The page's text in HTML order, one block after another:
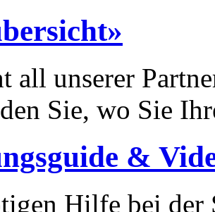
»
all unserer
Sie, wo Sie
&
Hilfe bei der